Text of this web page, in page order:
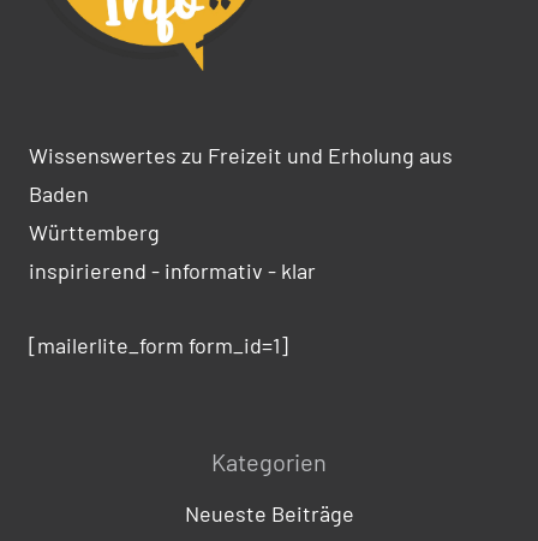
Wissenswertes zu Freizeit und Erholung aus
Baden
Württemberg
inspirierend - informativ - klar
[mailerlite_form form_id=1]
Kategorien
Neueste Beiträge